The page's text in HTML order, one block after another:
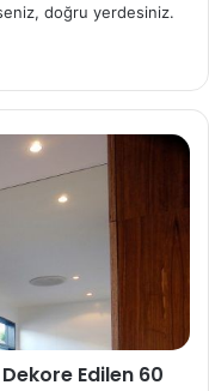
doğru yerdesiniz.
Edilen 60